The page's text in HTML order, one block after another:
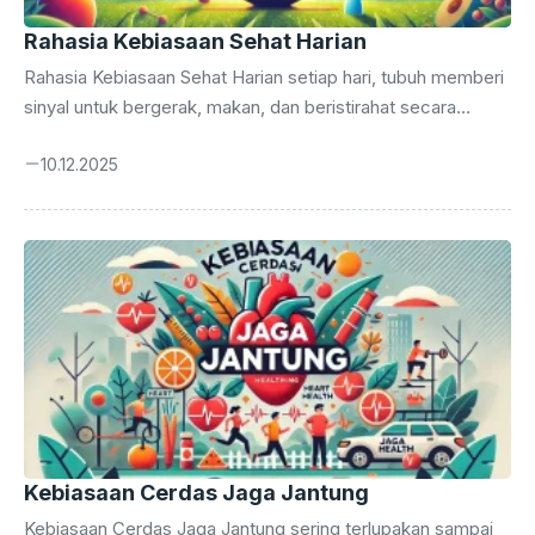
Rahasia Kebiasaan Sehat Harian
Rahasia Kebiasaan Sehat Harian setiap hari, tubuh memberi
sinyal untuk bergerak, makan, dan beristirahat secara
tersebut. Kesehatan bukan hasil instan, melainkan hasil dari
energi, produktivitas, dan suasana hati. Melalui tindakan
kecil, seperti minum cukup air atau berjalan pagi, seseorang
menanam investasi jangka panjang bagi kebugaran dan
ketenangan hidupnya setiap hari. Bangun pagi dengan tubuh
segar bukanlah kebetulan, tetapi hasil ...
10.12.2025
Kebiasaan Cerdas Jaga Jantung
Kebiasaan Cerdas Jaga Jantung sering terlupakan sampai